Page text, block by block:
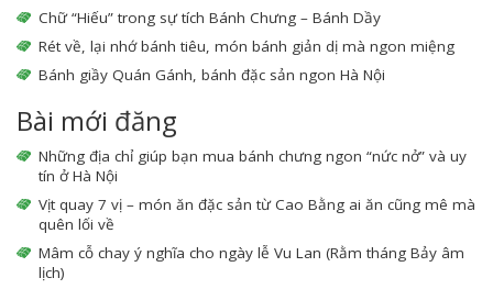
Chữ “Hiếu” trong sự tích Bánh Chưng – Bánh Dầy
Rét về, lại nhớ bánh tiêu, món bánh giản dị mà ngon miệng
Bánh giầy Quán Gánh, bánh đặc sản ngon Hà Nội
Bài mới đăng
Những địa chỉ giúp bạn mua bánh chưng ngon “nức nở” và uy
tín ở Hà Nội
Vịt quay 7 vị – món ăn đặc sản từ Cao Bằng ai ăn cũng mê mà
quên lối về
Mâm cỗ chay ý nghĩa cho ngày lễ Vu Lan (Rằm tháng Bảy âm
lịch)